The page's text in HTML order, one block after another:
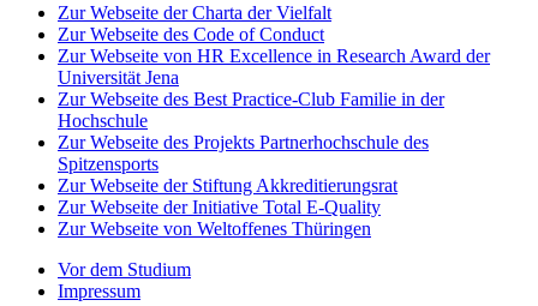
Zur Webseite der Charta der Vielfalt
Zur Webseite des Code of Conduct
Zur Webseite von HR Excellence in Research Award der
Universität Jena
Zur Webseite des Best Practice-Club Familie in der
Hochschule
Zur Webseite des Projekts Partnerhochschule des
Spitzensports
Zur Webseite der Stiftung Akkreditierungsrat
Zur Webseite der Initiative Total E-Quality
Zur Webseite von Weltoffenes Thüringen
Vor dem Studium
Impressum